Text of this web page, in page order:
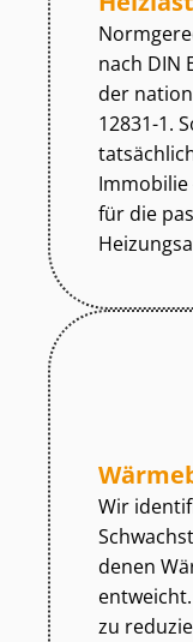
nach DIN
der
12831-1.
für die
Wir
denen
zu